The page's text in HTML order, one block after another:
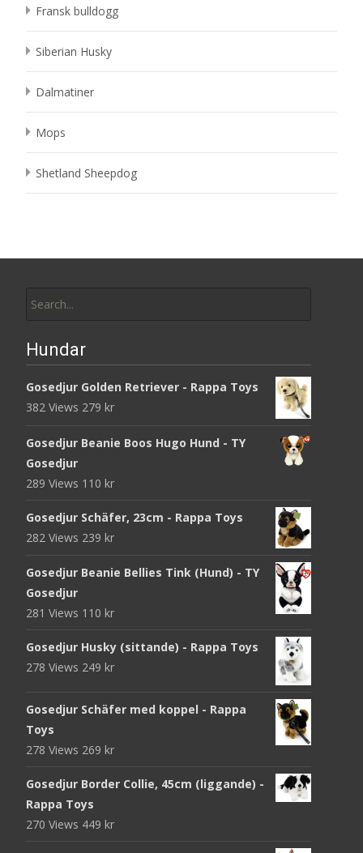
Fransk bulldogg
Siberian Husky
Dalmatiner
Mops
Shetland Sheepdog
for:
Hundar
Gosedjur Golden Retriever - Rappa Toys
382 Views 279 kr
Gosedjur Beanie Boos Hugo Hund - TY
Gosedjur
289 Views 110 kr
Gosedjur Schäfer, 23cm - Rappa Toys
282 Views 239 kr
Gosedjur Beanie Bellies Tink (Hund) - TY
Gosedjur
281 Views 110 kr
Gosedjur Husky (sittande) - Rappa Toys
278 Views 249 kr
Gosedjur Schäfer med koppel - Rappa
Toys
278 Views 269 kr
Gosedjur Border Collie, 45cm (liggande) -
Rappa Toys
270 Views 449 kr